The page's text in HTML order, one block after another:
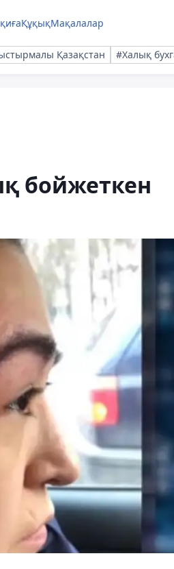
ҚұқықМақалалар
Қазақстан #Халық
бойжеткен